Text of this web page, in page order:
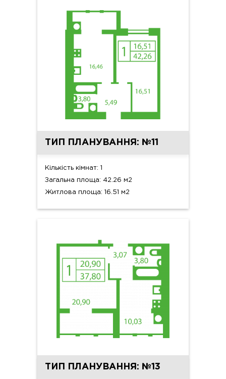
ТИП ПЛАНУВАННЯ: №11
Кількість кімнат: 1
Загальна площа: 42.26 м2
Житлова площа: 16.51 м2
ТИП ПЛАНУВАННЯ: №13